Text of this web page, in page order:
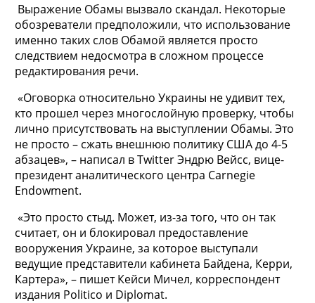
Выражение Обамы вызвало скандал. Некоторые
обозреватели предположили, что использование
именно таких слов Обамой является просто
следствием недосмотра в сложном процессе
редактирования речи.
«Оговорка относительно Украины не удивит тех,
кто прошел через многослойную проверку, чтобы
лично присутствовать на выступлении Обамы. Это
не просто – сжать внешнюю политику США до 4-5
абзацев», – написал в Twitter Эндрю Вейсс, вице-
президент аналитического центра Carnegie
Endowment.
«Это просто стыд. Может, из-за того, что он так
считает, он и блокировал предоставление
вооружения Украине, за которое выступали
ведущие представители кабинета Байдена, Керри,
Картера», – пишет Кейси Мичел, корреспондент
издания Politico и Diplomat.